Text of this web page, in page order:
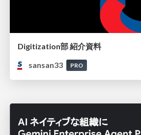
Digitization部 紹介資料
sansan33
PRO